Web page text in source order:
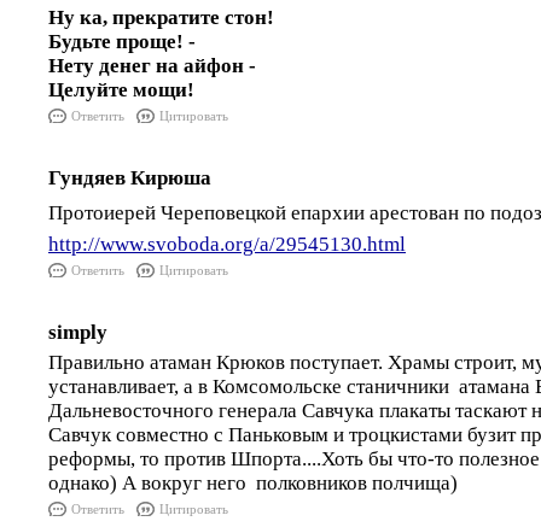
Ну ка, прекратите стон!
Будьте проще! -
Нету денег на айфон -
Целуйте мощи!
Ответить Цитировать
Гундяев Кирюша
Протоиерей Череповецкой епархии арестован по
http://www.svoboda.org/a/29545130.html
Ответить Цитировать
simply
Правильно атаман Крюков поступает. Храмы строит,
устанавливает, а в Комсомольске станичники атамана
Дальневосточного генерала Савчука плакаты
Савчук совместно с Паньковым и троцкистами бузит
реформы, то против Шпорта....Хоть бы что-то
однако) А вокруг него полковников полчища)
Ответить Цитировать